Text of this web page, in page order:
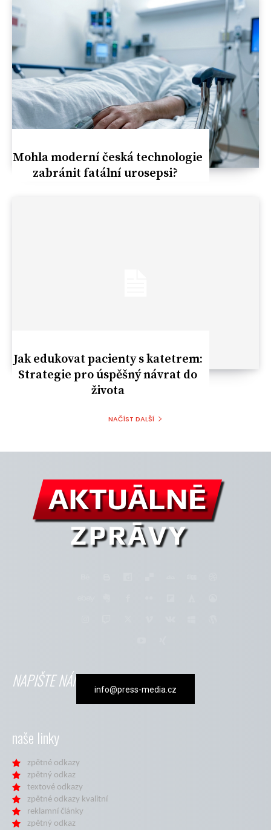
Mohla moderní česká technologie
zabránit fatální urosepsi?
Jak edukovat pacienty s katetrem:
Strategie pro úspěšný návrat do
života
NAČÍST DALŠÍ
NAPIŠTE NÁM info@press-media.cz
naše linky
zpětné odkazy
zpětný odkaz
textové odkazy
zpětné odkazy kvalitní
reklamní články
zpětný odkaz